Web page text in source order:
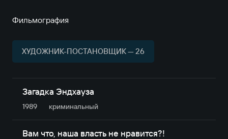
Фильмография
ХУДОЖНИК-ПОСТАНОВЩИК — 26
Загадка Эндхауза
1989 криминальный
Вам что, наша власть не нравится?!